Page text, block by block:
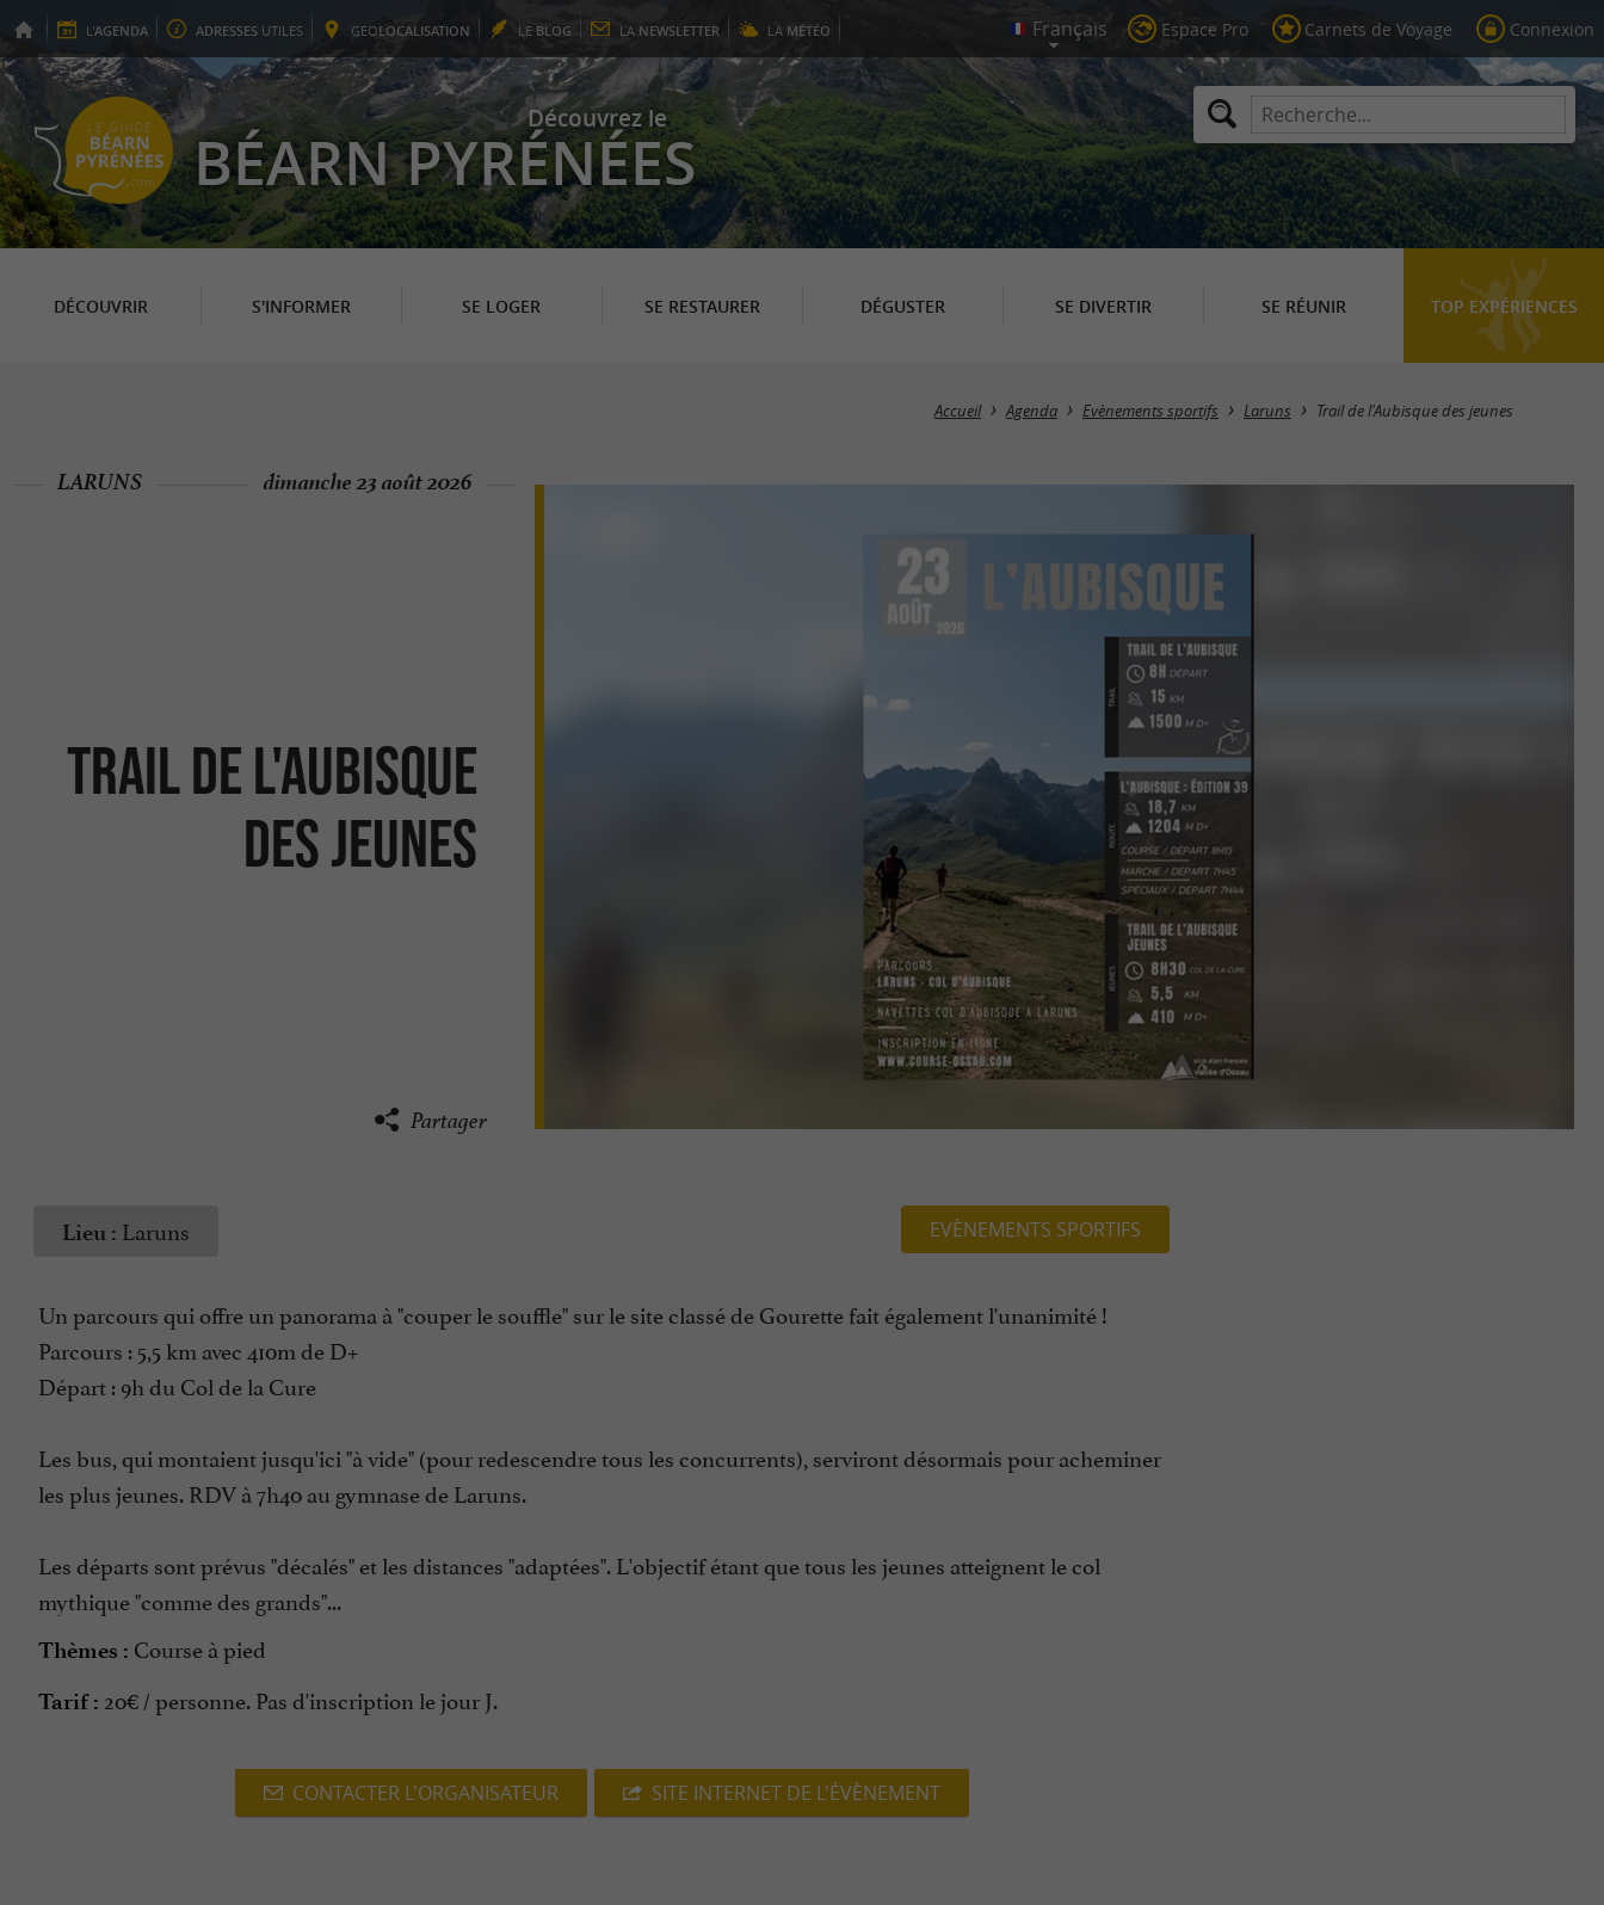
L'AGENDA ADRESSES UTILES GEOLOCALISATION LE BLOG LA NEWSLETTER LA MÉTÉO Espace Pro Carnets de Voyage Connexion
Découvrez le
BÉARN PYRÉNÉES
DÉCOUVRIR S'INFORMER SE LOGER SE RESTAURER DÉGUSTER SE DIVERTIR SE RÉUNIR TOP EXPÉRIENCES
Accueil Agenda Evènements sportifs Laruns Trail de l'Aubisque des jeunes
Trail de l'Aubisque
des jeunes
LARUNS dimanche 23 août 2026
Partager
Lieu : Laruns EVÈNEMENTS SPORTIFS
Un parcours qui offre un panorama à "couper le souffle" sur le site classé de Gourette fait également l'unanimité !
Parcours : 5,5 km avec 410m de D+
Départ : 9h du Col de la Cure
Les bus, qui montaient jusqu'ici "à vide" (pour redescendre tous les concurrents), serviront désormais pour acheminer
les plus jeunes. RDV à 7h40 au gymnase de Laruns.
Les départs sont prévus "décalés" et les distances "adaptées". L'objectif étant que tous les jeunes atteignent le col
mythique "comme des grands"...
Thèmes : Course à pied
Tarif : 20€ / personne. Pas d'inscription le jour J.
CONTACTER L'ORGANISATEUR SITE INTERNET DE L'ÉVÈNEMENT